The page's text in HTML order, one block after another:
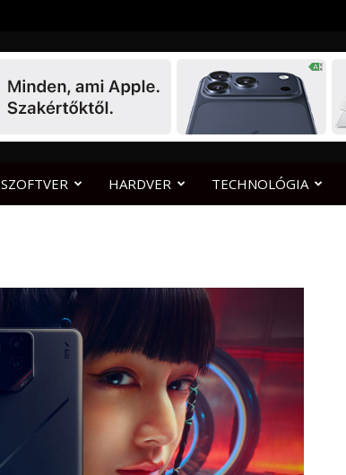
SZOFTVER HARDVER TECHNOLÓGIA